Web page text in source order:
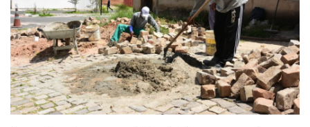
Webmail
Contato